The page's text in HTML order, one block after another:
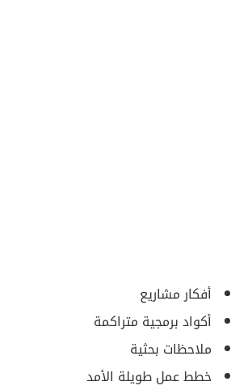
أفكار مشاريع
أكواد برمجية متراكمة
ملاحظات بحثية
خطط عمل طويلة الأمد